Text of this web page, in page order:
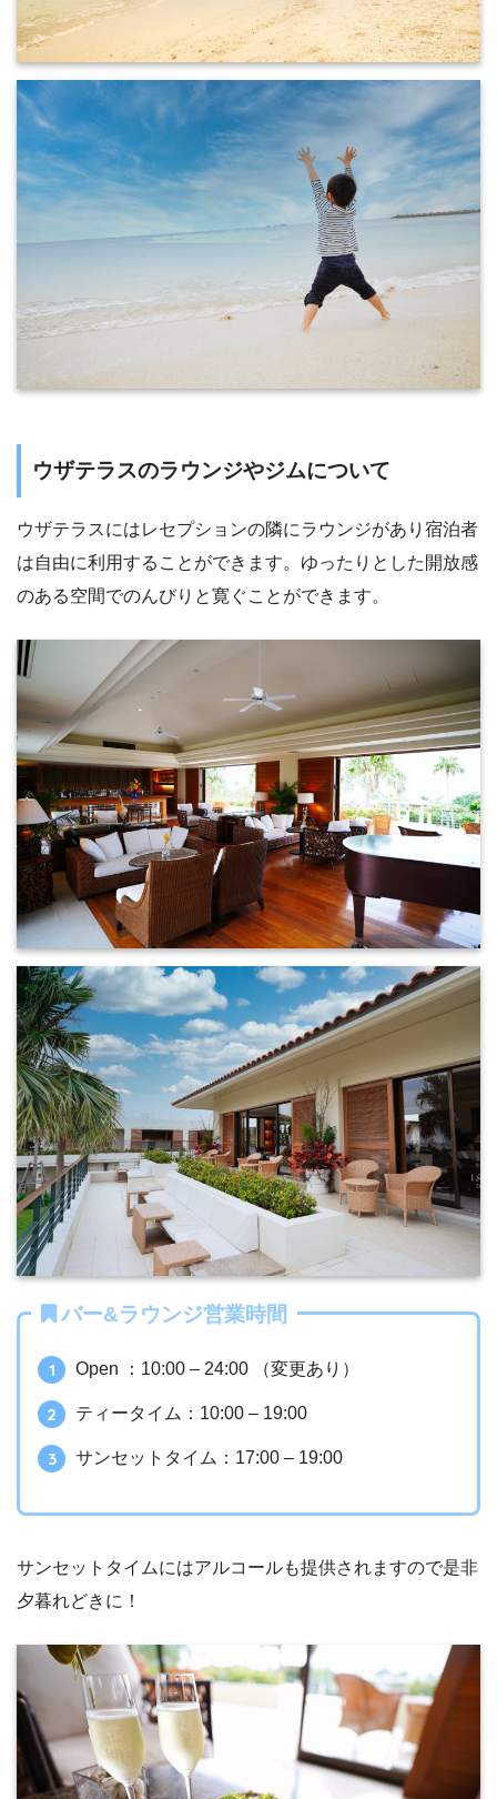
ウザテラスのラウンジやジムについて
ウザテラスにはレセプションの隣にラウンジがあり宿泊者
は自由に利用することができます。ゆったりとした開放感
のある空間でのんびりと寛ぐことができます。
バー&ラウンジ営業時間
Open ：10:00 – 24:00 （変更あり）
ティータイム：10:00 – 19:00
サンセットタイム：17:00 – 19:00
サンセットタイムにはアルコールも提供されますので是非
夕暮れどきに！